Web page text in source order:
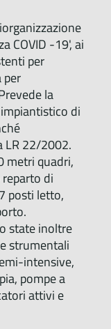
COVID -19', ai
per
per
la
di
LR 22/2002.
metri quadri,
di
posti letto,
state inoltre
strumentali
intensive,
pompe a
attivi e